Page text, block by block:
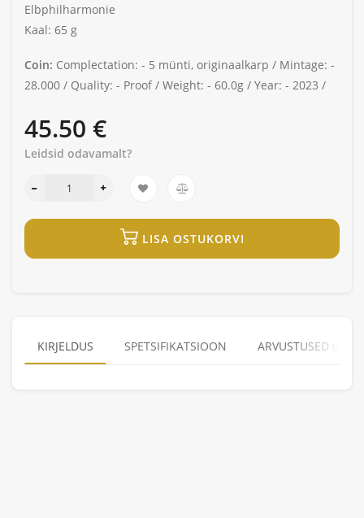
Elbphilharmonie
Kaal: 65 g
Coin: Complectation: - 5 münti, originaalkarp / Mintage: -
28.000 / Quality: - Proof / Weight: - 60.0g / Year: - 2023 /
45.50 €
Leidsid odavamalt?
LISA OSTUKORVI
KIRJELDUS SPETSIFIKATSIOON ARVUSTUSED (0)